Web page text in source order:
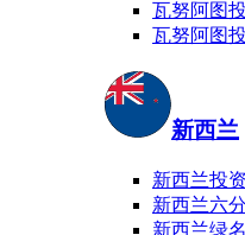
瓦努阿图
瓦努阿图
新西兰
新西兰投
新西兰六
新西兰绿